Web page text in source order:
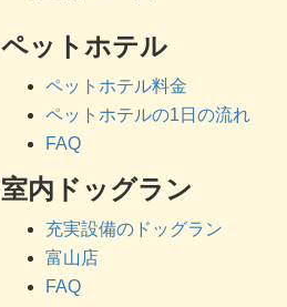
ペットホテル
ペットホテル料金
ペットホテルの1日の流れ
FAQ
室内ドッグラン
充実設備のドッグラン
富山店
FAQ